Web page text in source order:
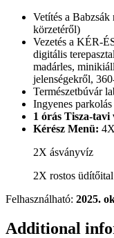
Vetítés a
körzetéről)
Vezetés a KÉR-
digitális
madárles,
jelenségekről,
Természetbúvár
Ingyenes parkolás
1 órás Tisza-tavi
Kérész Menü:
2X ásványvíz
2X rostos üdítőital
Felhasználható: 2025.
Additional